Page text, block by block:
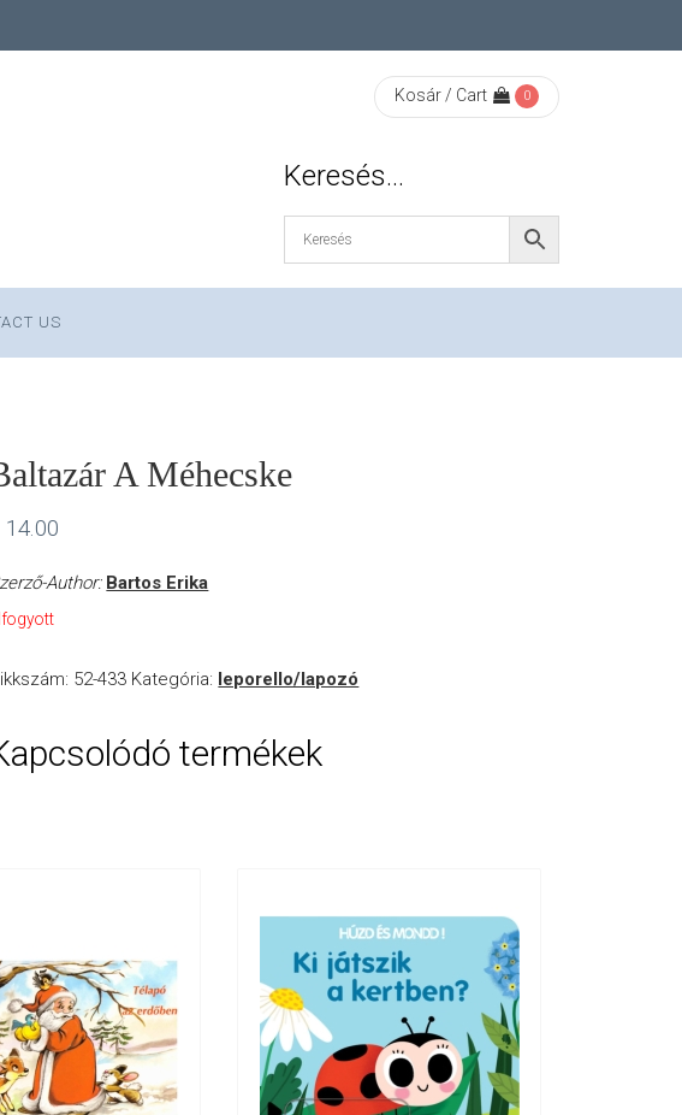
Kosár / Cart 0
Keresés…
US
A Méhecske
14.00
Author: Bartos Erika
52-433 Kategória: leporello/lapozó
termékek